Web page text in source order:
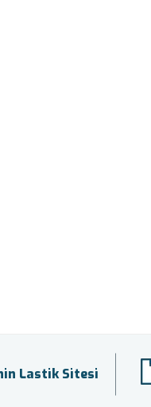
Lastik Sitesi